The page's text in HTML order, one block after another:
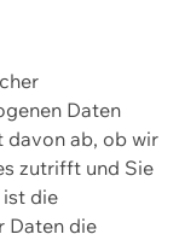
Daten
davon ab, ob wir
zutrifft und Sie
ist die
Daten die